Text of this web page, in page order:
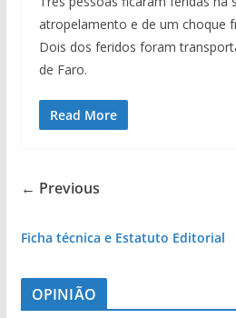
atropelamento e de um choque
Dois dos feridos foram
de Faro.
Read More
← Previous
Ficha técnica e Estatuto Editorial
OPINIÃO